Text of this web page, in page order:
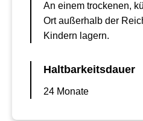
An einem trockenen,
Ort außerhalb der
Kindern lagern.
Haltbarkeitsdauer
24 Monate